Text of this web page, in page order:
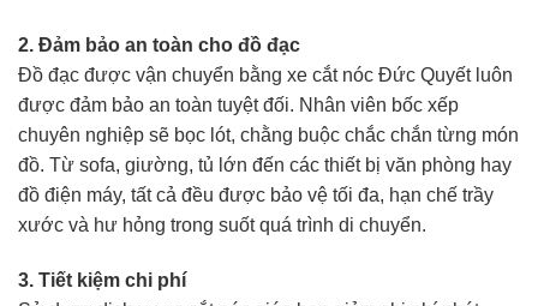
2. Đảm bảo an toàn cho đồ đạc
Đồ đạc được vận chuyển bằng xe cắt nóc Đức Quyết luôn
được đảm bảo an toàn tuyệt đối. Nhân viên bốc xếp
chuyên nghiệp sẽ bọc lót, chằng buộc chắc chắn từng món
đồ. Từ sofa, giường, tủ lớn đến các thiết bị văn phòng hay
đồ điện máy, tất cả đều được bảo vệ tối đa, hạn chế trầy
xước và hư hỏng trong suốt quá trình di chuyển.
3. Tiết kiệm chi phí